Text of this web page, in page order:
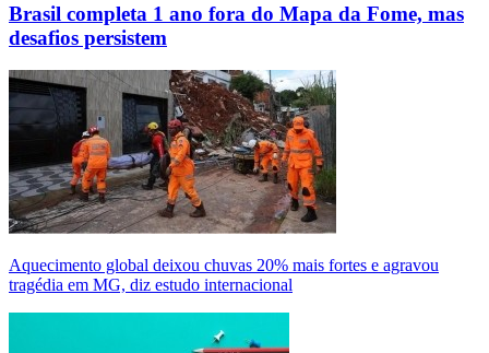
Brasil completa 1 ano fora do Mapa da Fome, mas
desafios persistem
Aquecimento global deixou chuvas 20% mais fortes e agravou
tragédia em MG, diz estudo internacional